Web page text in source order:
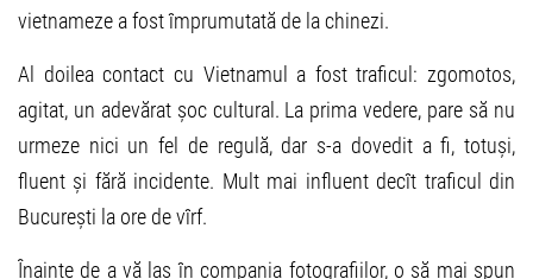
vietnameze a fost împrumutată de la chinezi.
Al doilea contact cu Vietnamul a fost traficul: zgomotos,
agitat, un adevărat șoc cultural. La prima vedere, pare să nu
urmeze nici un fel de regulă, dar s-a dovedit a fi, totuși,
fluent și fără incidente. Mult mai influent decît traficul din
București la ore de vîrf.
Înainte de a vă las în compania fotografiilor, o să mai spun